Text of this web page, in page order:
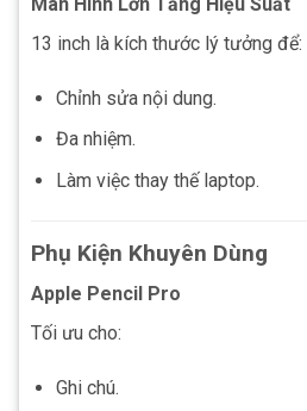
13 inch là kích thước lý tưởng để:
Chỉnh sửa nội dung.
Đa nhiệm.
Làm việc thay thế laptop.
Phụ Kiện Khuyên Dùng
Apple Pencil Pro
Tối ưu cho:
Ghi chú.